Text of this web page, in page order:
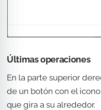
Últimas operaciones
En la parte superior
de un botón con el
que gira a su alrededor.